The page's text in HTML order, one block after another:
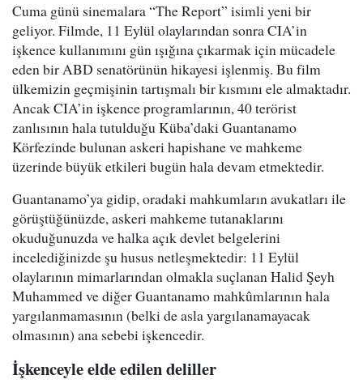
Cuma günü sinemalara “The Report” isimli yeni bir
geliyor. Filmde, 11 Eylül olaylarından sonra CIA’in
işkence kullanımını gün ışığına çıkarmak için mücadele
eden bir ABD senatörünün hikayesi işlenmiş. Bu film
ülkemizin geçmişinin tartışmalı bir kısmını ele almaktadır.
Ancak CIA’in işkence programlarının, 40 terörist
zanlısının hala tutulduğu Küba’daki Guantanamo
Körfezinde bulunan askeri hapishane ve mahkeme
üzerinde büyük etkileri bugün hala devam etmektedir.
Guantanamo’ya gidip, oradaki mahkumların avukatları ile
görüştüğünüzde, askeri mahkeme tutanaklarını
okuduğunuzda ve halka açık devlet belgelerini
incelediğinizde şu husus netleşmektedir: 11 Eylül
olaylarının mimarlarından olmakla suçlanan Halid Şeyh
Muhammed ve diğer Guantanamo mahkûmlarının hala
yargılanmamasının (belki de asla yargılanamayacak
olmasının) ana sebebi işkencedir.
İşkenceyle elde edilen deliller